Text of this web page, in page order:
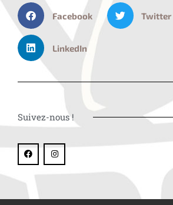
Facebook Twitter
LinkedIn
Suivez-nous !